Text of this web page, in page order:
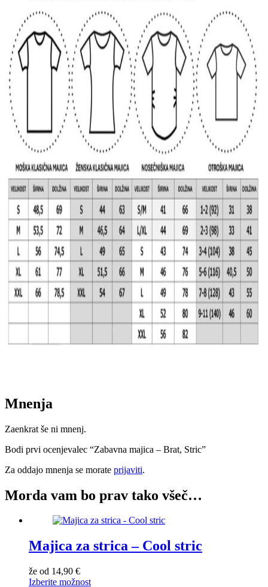
Mnenja
Zaenkrat še ni mnenj.
Bodi prvi ocenjevalec “Zabavna majica – Brat, Stric”
Za oddajo mnenja se morate prijaviti.
Morda vam bo prav tako všeč…
Majica za strica – Cool stric
že od 14,90 €
Izberite možnost